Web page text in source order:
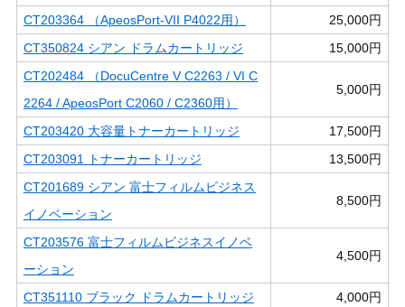
CT203364 （ApeosPort-VII P4022用）
25,000円
CT350824 シアン ドラムカートリッジ
15,000円
CT202484 （DocuCentre V C2263 / VI C
2264 / ApeosPort C2060 / C2360用）
5,000円
CT203420 大容量トナーカートリッジ
17,500円
CT203091 トナーカートリッジ
13,500円
CT201689 シアン 富士フィルムビジネス
イノベーション
8,500円
CT203576 富士フィルムビジネスイノベ
ーション
4,500円
CT351110 ブラック ドラムカートリッジ
4,000円